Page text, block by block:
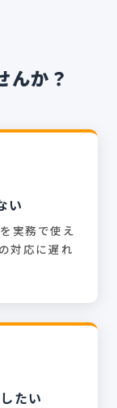
んか？
い
実務で使え
対応に遅れ
たい